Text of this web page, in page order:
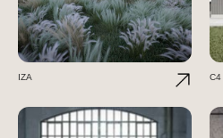
IZA C4